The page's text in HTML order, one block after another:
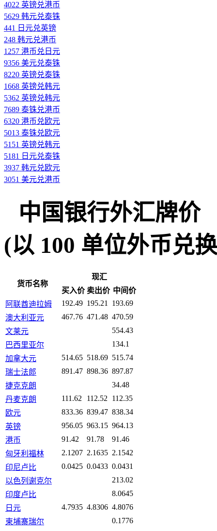
4022 英镑兑港币
5629 韩元兑泰铢
441 日元兑英镑
248 韩元兑港币
1257 港币兑日元
9356 美元兑泰铢
8220 英镑兑泰铢
1668 英镑兑韩元
5362 英镑兑韩元
7689 泰铢兑港币
6320 港币兑欧元
5013 泰铢兑欧元
5151 英镑兑韩元
5181 日元兑泰铢
3937 韩元兑欧元
3051 美元兑港币
中国银行外汇牌价
(以 100 单位外币兑
货币名称
现汇
买入价 卖出价 中间价
阿联酋迪拉姆
192.49 195.21
193.69
澳大利亚元
467.76 471.48 470.59
文莱元
554.43
巴西里亚尔
134.1
加拿大元
514.65 518.69 515.74
瑞士法郎
891.47 898.36 897.87
捷克克朗
34.48
丹麦克朗
111.62 112.52
112.35
欧元
833.36 839.47 838.34
英镑
956.05 963.15 964.13
港币
91.42 91.78
91.46
匈牙利福林
2.1207 2.1635 2.1542
印尼卢比
0.0425 0.0433 0.0431
以色列谢克尔
213.02
印度卢比
8.0645
日元
4.7935 4.8306 4.8076
柬埔寨瑞尔
0.1776